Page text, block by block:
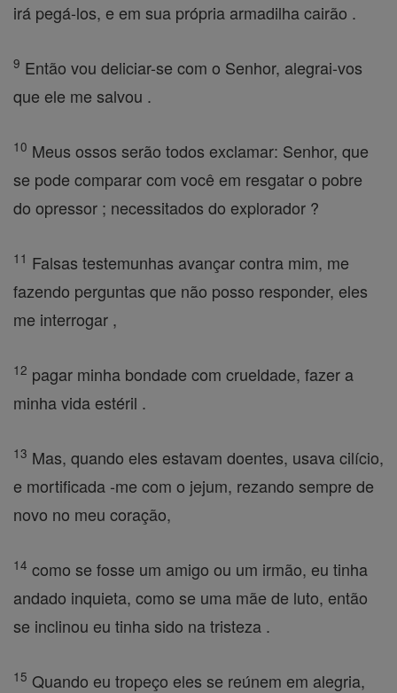
irá pegá-los, e em sua própria armadilha cairão .
9 Então vou deliciar-se com o Senhor, alegrai-vos
que ele me salvou .
10 Meus ossos serão todos exclamar: Senhor, que
se pode comparar com você em resgatar o pobre
do opressor ; necessitados do explorador ?
11 Falsas testemunhas avançar contra mim, me
fazendo perguntas que não posso responder, eles
me interrogar ,
12 pagar minha bondade com crueldade, fazer a
minha vida estéril .
13 Mas, quando eles estavam doentes, usava cilício,
e mortificada -me com o jejum, rezando sempre de
novo no meu coração,
14 como se fosse um amigo ou um irmão, eu tinha
andado inquieta, como se uma mãe de luto, então
se inclinou eu tinha sido na tristeza .
15 Quando eu tropeço eles se reúnem em alegria,